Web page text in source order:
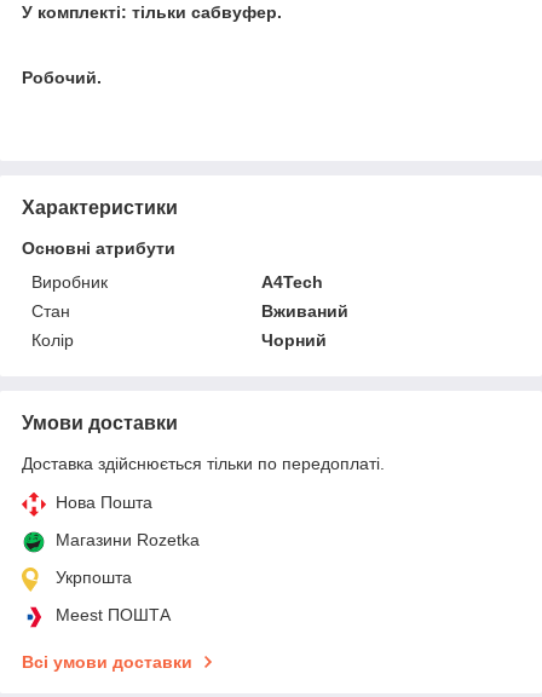
У комплекті: тільки сабвуфер.
Робочий.
Характеристики
Основні атрибути
Виробник
A4Tech
Стан
Вживаний
Колір
Чорний
Умови доставки
Доставка здійснюється тільки по передоплаті.
Нова Пошта
Магазини Rozetka
Укрпошта
Meest ПОШТА
Всі умови доставки